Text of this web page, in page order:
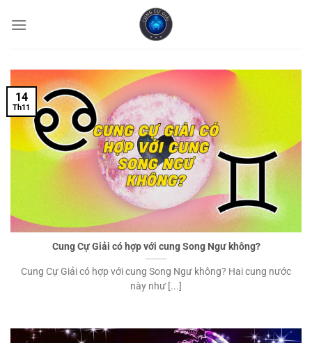
đến
Cung Cự Giải có hợp với cung Song Ngư không?
Cung Cự Giải có hợp với cung Song Ngư không? Hai cung nước
này như [...]
14
Th11